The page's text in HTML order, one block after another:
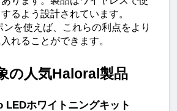
るよう設計されています。
を使えば、これらの利点をより
れることができます。
の人気Haloral製品
ホワイトニングキット